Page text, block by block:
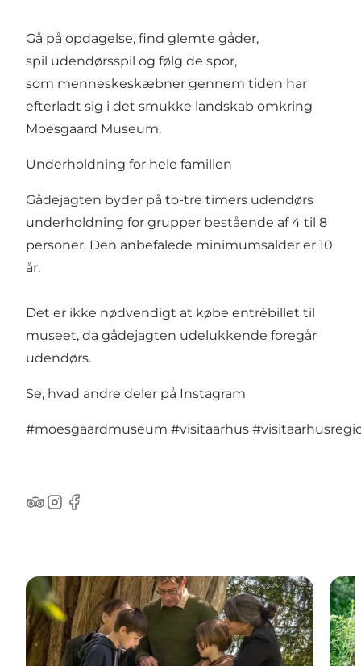
Gå på opdagelse, find glemte gåder,
spil udendørsspil og følg de spor,
som menneskeskæbner gennem tiden har
efterladt sig i det smukke landskab omkring
Moesgaard Museum.
Underholdning for hele familien
Gådejagten byder på to-tre timers udendørs
underholdning for grupper bestående af 4 til 8
personer. Den anbefalede minimumsalder er 10
år.
Det er ikke nødvendigt at købe entrébillet til
museet, da gådejagten udelukkende foregår
udendørs.
Se, hvad andre deler på Instagram
#moesgaardmuseum #visitaarhus
TripAdvisor
Instagram
Facebook